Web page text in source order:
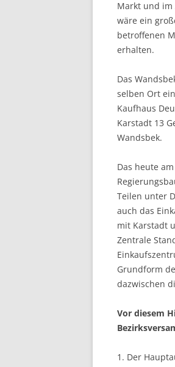
Markt und im
wäre ein
betroffenen
erhalten.
Das
selben Ort
Kaufhaus
Karstadt 13
Wandsbek.
Das heute
Teilen unter
auch das
mit Karstadt
Zentrale
Grundform
dazwischen
Vor diesem
1. Der